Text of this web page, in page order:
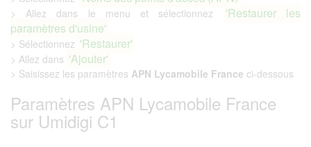
> Allez dans le menu et sélectionnez
'Restaurer les
paramètres d'usine'
> Sélectionnez 'Restaurer'
> Allez dans 'Ajouter'
> Saisissez les paramètres APN Lycamobile France ci-dessous
Paramètres APN Lycamobile France
sur Umidigi C1